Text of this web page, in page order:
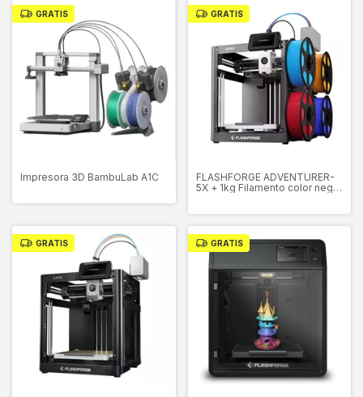
GRATIS
Impresora 3D BambuLab A1C
GRATIS
FLASHFORGE ADVENTURER-
5X + 1kg Filamento color negro
GRATIS GRATIS